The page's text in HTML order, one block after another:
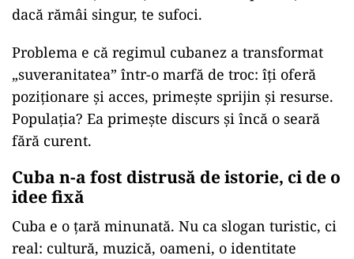
dacă rămâi singur, te sufoci.
Problema e că regimul cubanez a transformat
„suveranitatea” într-o marfă de troc: îți oferă
poziționare și acces, primește sprijin și resurse.
Populația? Ea primește discurs și încă o seară
fără curent.
Cuba n-a fost distrusă de istorie, ci de o
idee fixă
Cuba e o țară minunată. Nu ca slogan turistic, ci
real: cultură, muzică, oameni, o identitate